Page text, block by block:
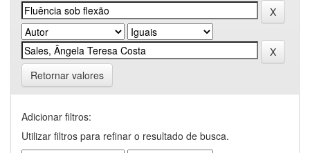
Retornar valores
Adicionar filtros:
Utilizar filtros para refinar o resultado de busca.